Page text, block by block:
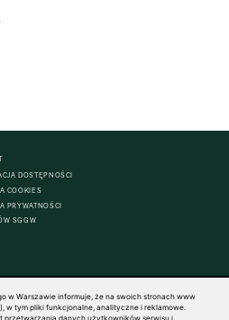
DOSTĘPNOŚCI
COOKIES
PRYWATNOŚCI
SGGW
w Warszawie informuje, że na swoich stronach www
w tym pliki funkcjonalne, analityczne i reklamowe.
przetwarzania danych użytkowników serwisu i